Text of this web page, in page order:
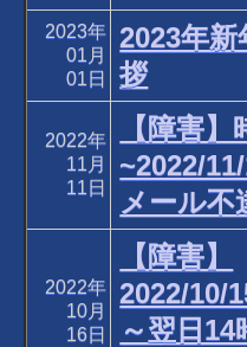
2023年
01月
01日
2023年
拶
2022年
11月
11日
【障害
~2022/
メール不
2022年
10月
16日
【障害】
2022/10/
～翌日14